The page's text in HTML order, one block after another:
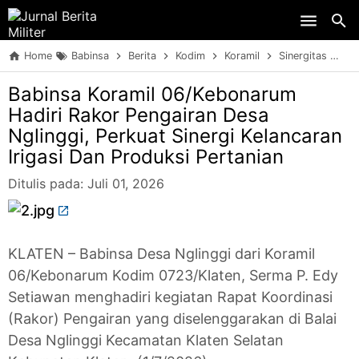
Home Babinsa Berita Kodim Koramil Sinergitas
Babinsa Koramil 06/Kebonarum
Hadiri Rakor Pengairan Desa
Nglinggi, Perkuat Sinergi Kelancaran
Irigasi Dan Produksi Pertanian
Ditulis pada: Juli 01, 2026
KLATEN – Babinsa Desa Nglinggi dari Koramil
06/Kebonarum Kodim 0723/Klaten, Serma P. Edy
Setiawan menghadiri kegiatan Rapat Koordinasi
(Rakor) Pengairan yang diselenggarakan di Balai
Desa Nglinggi Kecamatan Klaten Selatan